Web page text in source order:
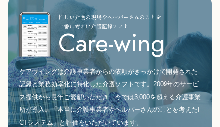
Care-wing
忙しい介護の現場やヘルパーさんのことを
一番に考えた介護記録ソフト
ケアウイングは介護事業者からの依頼がきっかけで開発された
記録と業務効率化に特化した介護ソフトです。2009年のサービ
ス提供から長年ご愛顧いただき、今では3,000を超える介護事業
所が導入。「本当に介護事業者やヘルパーさんのことを考えたI
CTシステム」と評価をいただいています。